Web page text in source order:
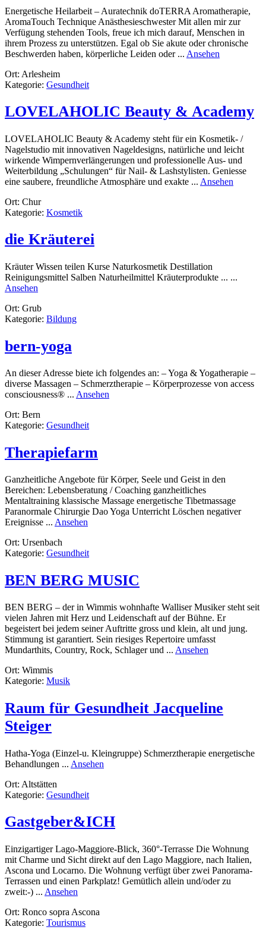
Energetische Heilarbeit – Auratechnik doTERRA Aromatherapie,
AromaTouch Technique Anästhesieschwester Mit allen mir zur
Verfügung stehenden Tools, freue ich mich darauf, Menschen in
ihrem Prozess zu unterstützen. Egal ob Sie akute oder chronische
Beschwerden haben, körperliche Leiden oder ... Ansehen
Ort: Arlesheim
Kategorie: Gesundheit
LOVELAHOLIC Beauty & Academy
LOVELAHOLIC Beauty & Academy steht für ein Kosmetik- /
Nagelstudio mit innovativen Nageldesigns, natürliche und leicht
wirkende Wimpernverlängerungen und professionelle Aus- und
Weiterbildung „Schulungen“ für Nail- & Lashstylisten. Geniesse
eine saubere, freundliche Atmosphäre und exakte ... Ansehen
Ort: Chur
Kategorie: Kosmetik
die Kräuterei
Kräuter Wissen teilen Kurse Naturkosmetik Destillation
Reinigungsmittel Salben Naturheilmittel Kräuterprodukte ... ...
Ansehen
Kräuterei
Ort: Grub
Kategorie: Bildung
bern-yoga
An dieser Adresse biete ich folgendes an: – Yoga & Yogatherapie –
diverse Massagen – Schmerztherapie – Körperprozesse von access
consciousness® ... Ansehen
Ort: Bern
Kategorie: Gesundheit
Therapiefarm
Ganzheitliche Angebote für Körper, Seele und Geist in den
Bereichen: Lebensberatung / Coaching ganzheitliches
Mentaltraining klassische Massage energetische Tibetmassage
Paranormale Chirurgie Dao Yoga Unterricht Löschen negativer
Ereignisse ... Ansehen
Ort: Ursenbach
Kategorie: Gesundheit
BEN BERG MUSIC
BEN BERG – der in Wimmis wohnhafte Walliser Musiker steht seit
vielen Jahren mit Herz und Leidenschaft auf der Bühne. Er
begeistert bei jedem seiner Auftritte gross und klein, alt und jung.
Stimmung ist garantiert. Sein riesiges Repertoire umfasst
Mundarthits, Country, Rock, Schlager und ... Ansehen
Ort: Wimmis
Kategorie: Musik
Raum für Gesundheit Jacqueline
Steiger
Hatha-Yoga (Einzel-u. Kleingruppe) Schmerztherapie energetische
Behandlungen ... Ansehen
Steiger
Ort: Altstätten
Kategorie: Gesundheit
Gastgeber&ICH
Einzigartiger Lago-Maggiore-Blick, 360°-Terrasse Die Wohnung
mit Charme und Sicht direkt auf den Lago Maggiore, nach Italien,
Ascona und Locarno. Die Wohnung verfügt über zwei Panorama-
Terrassen und einen Parkplatz! Gemütlich allein und/oder zu
zweit:-) ... Ansehen
Ort: Ronco sopra Ascona
Kategorie: Tourismus